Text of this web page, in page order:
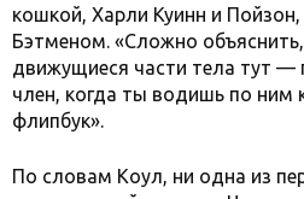
кошкой, Харли Куинн и
Бэтменом. «Сложно
движущиеся части тела тут —
член, когда ты водишь по
флипбук».
По словам Коул, ни одна из